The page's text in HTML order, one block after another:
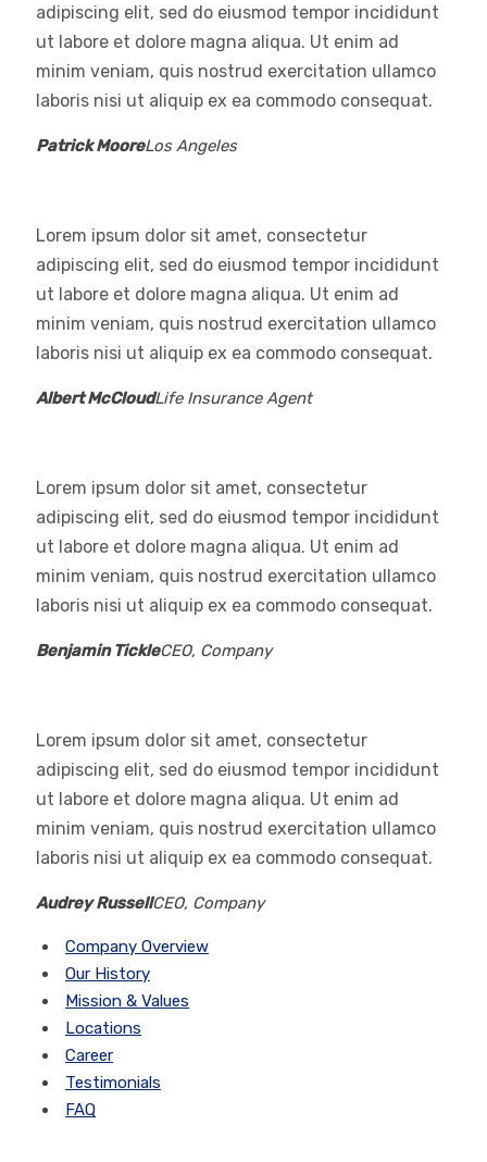
adipiscing elit, sed do eiusmod tempor incididunt
ut labore et dolore magna aliqua. Ut enim ad
minim veniam, quis nostrud exercitation ullamco
laboris nisi ut aliquip ex ea commodo consequat.
Patrick MooreLos Angeles
Lorem ipsum dolor sit amet, consectetur
adipiscing elit, sed do eiusmod tempor incididunt
ut labore et dolore magna aliqua. Ut enim ad
minim veniam, quis nostrud exercitation ullamco
laboris nisi ut aliquip ex ea commodo consequat.
Albert McCloudLife Insurance Agent
Lorem ipsum dolor sit amet, consectetur
adipiscing elit, sed do eiusmod tempor incididunt
ut labore et dolore magna aliqua. Ut enim ad
minim veniam, quis nostrud exercitation ullamco
laboris nisi ut aliquip ex ea commodo consequat.
Benjamin TickleCEO, Company
Lorem ipsum dolor sit amet, consectetur
adipiscing elit, sed do eiusmod tempor incididunt
ut labore et dolore magna aliqua. Ut enim ad
minim veniam, quis nostrud exercitation ullamco
laboris nisi ut aliquip ex ea commodo consequat.
Audrey RussellCEO, Company
Company Overview
Our History
Mission & Values
Locations
Career
Testimonials
FAQ